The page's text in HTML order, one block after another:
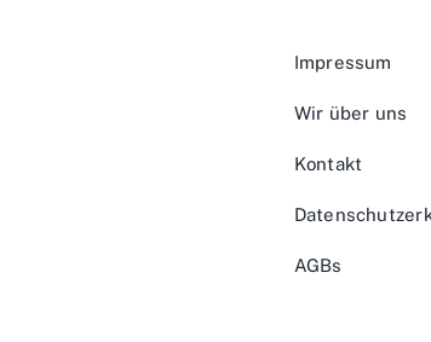
Impressum
Wir über uns
Kontakt
AGBs